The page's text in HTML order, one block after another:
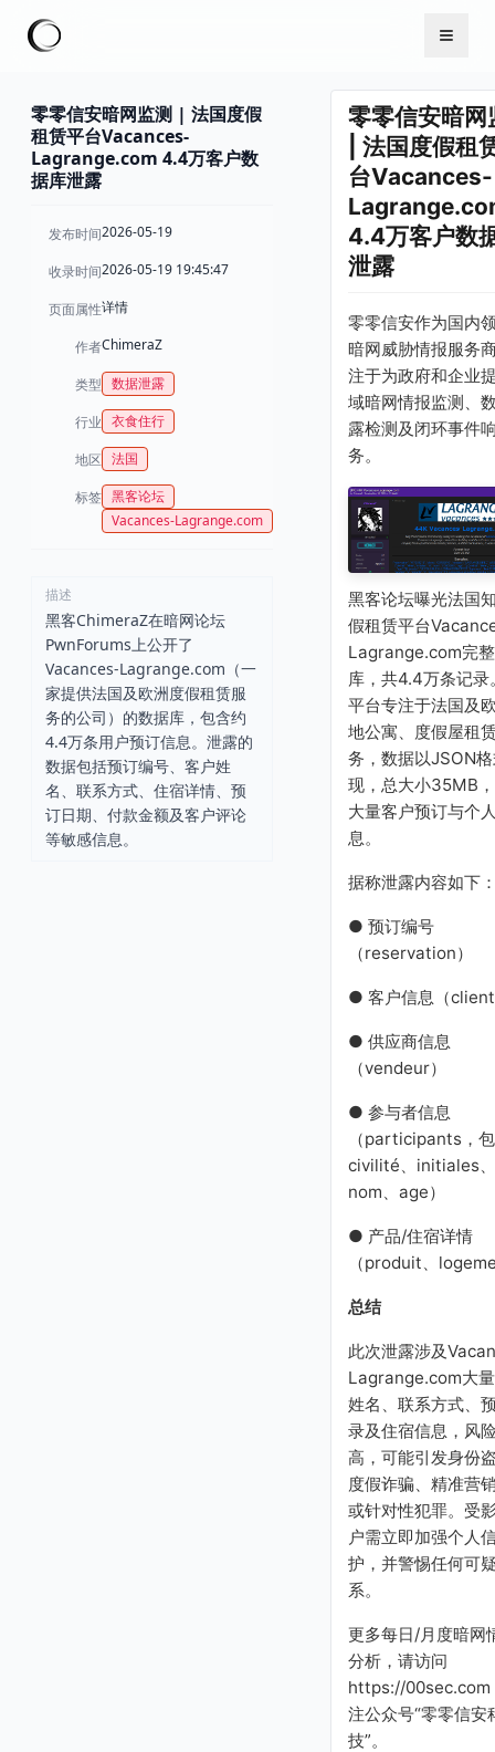
零零信安暗网监测 | 法国度假
租赁平台Vacances-
Lagrange.com 4.4万客户数
据库泄露
发布时间2026-05-19
收录时间2026-05-19 19:45:47
页面属性详情
作者ChimeraZ
类型 数据泄露
行业 衣食住行
地区 法国
标签 黑客论坛
Vacances-Lagrange.com
描述
黑客ChimeraZ在暗网论坛
PwnForums上公开了
Vacances-Lagrange.com（一
家提供法国及欧洲度假租赁服
务的公司）的数据库，包含约
4.4万条用户预订信息。泄露的
数据包括预订编号、客户姓
名、联系方式、住宿详情、预
订日期、付款金额及客户评论
等敏感信息。
零零信安暗网
| 法国度假租
台Vacances-
4.4万客户数
泄露
零零信安作为国内
暗网威胁情报服务
注于为政府和企业
域暗网情报监测、
露检测及闭环事件
务。
黑客论坛曝光法国
假租赁平台
Lagrange.com完
库，共4.4万条记录
平台专注于法国及
地公寓、度假屋租
务，数据以JSON
现，总大小35MB
大量客户预订与个
息。
据称泄露内容如下
● 预订编号
（reservation）
● 客户信息（
● 供应商信息
（vendeur）
● 参与者信息
（participants，
civilité、initiales、
nom、age）
● 产品/住宿详情
（produit、
总结
此次泄露涉及
Lagrange.com大
姓名、联系方式、
录及住宿信息，风
高，可能引发身份
度假诈骗、精准营
或针对性犯罪。受
户需立即加强个人
护，并警惕任何可
系。
更多每日/月度暗网
分析，请访问
https://00sec.com
注公众号“零零信安
技”。